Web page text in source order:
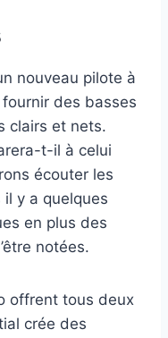
nouveau pilote à
des basses
clairs et nets.
t-il à celui
écouter les
y a quelques
en plus des
notées.
offrent tous deux
crée des